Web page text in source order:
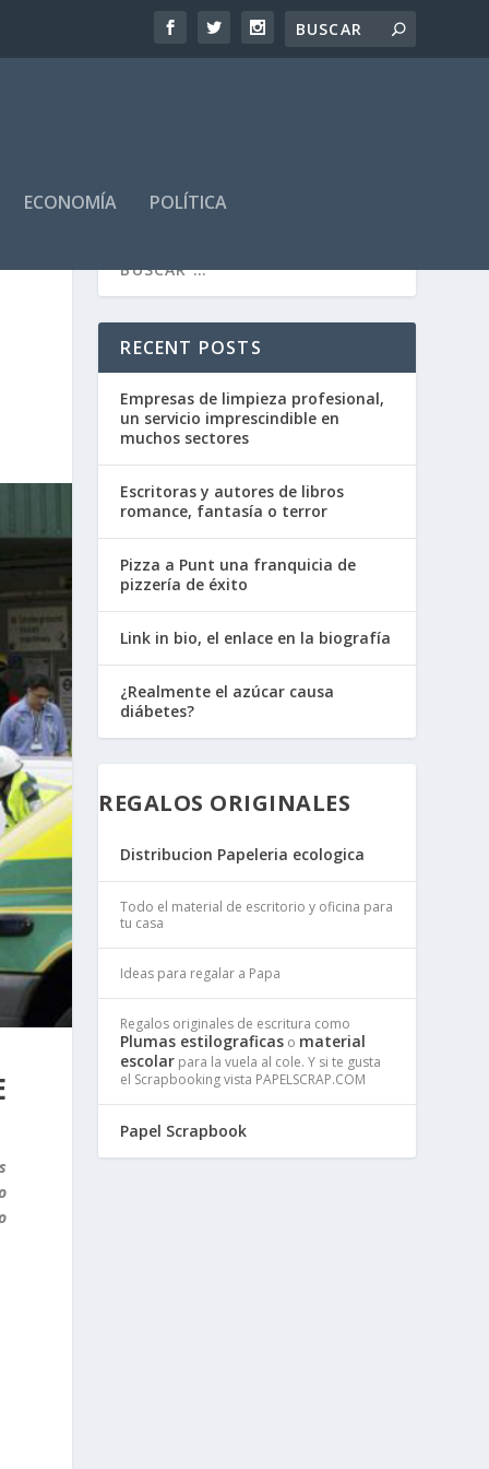
ECONOMÍA POLÍTICA
RECENT POSTS
Empresas de limpieza profesional,
un servicio imprescindible en
muchos sectores
Escritoras y autores de libros
romance, fantasía o terror
Pizza a Punt una franquicia de
pizzería de éxito
Link in bio, el enlace en la biografía
¿Realmente el azúcar causa
diábetes?
REGALOS ORIGINALES
Distribucion Papeleria ecologica
Todo el material de escritorio y oficina para
tu casa
Ideas para regalar a Papa
Regalos originales de escritura como
Plumas estilograficas o material
escolar para la vuela al cole. Y si te gusta
el Scrapbooking vista PAPELSCRAP.COM
Papel Scrapbook